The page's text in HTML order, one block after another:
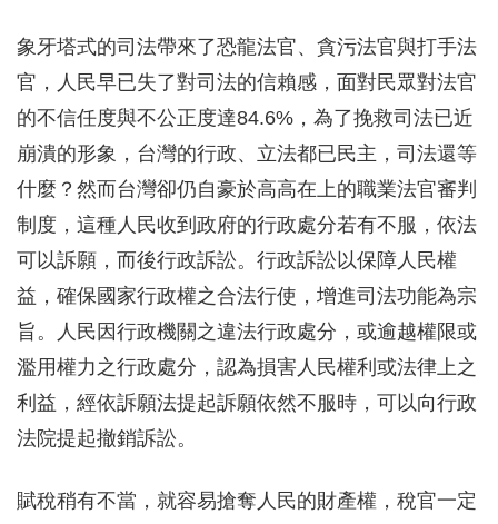
象牙塔式的司法帶來了恐龍法官、貪污法官與打手法
官，人民早已失了對司法的信賴感，面對民眾對法官
的不信任度與不公正度達84.6%，為了挽救司法已近
崩潰的形象，台灣的行政、立法都已民主，司法還等
什麼？然而台灣卻仍自豪於高高在上的職業法官審判
制度，這種人民收到政府的行政處分若有不服，依法
可以訴願，而後行政訴訟。行政訴訟以保障人民權
益，確保國家行政權之合法行使，增進司法功能為宗
旨。人民因行政機關之違法行政處分，或逾越權限或
濫用權力之行政處分，認為損害人民權利或法律上之
利益，經依訴願法提起訴願依然不服時，可以向行政
法院提起撤銷訴訟。
賦稅稍有不當，就容易搶奪人民的財產權，稅官一定